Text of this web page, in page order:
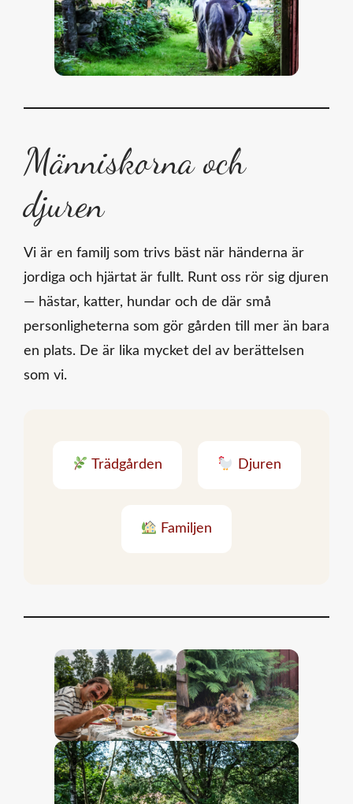
Människorna och
djuren
Vi är en familj som trivs bäst när händerna är
jordiga och hjärtat är fullt. Runt oss rör sig djuren
— hästar, katter, hundar och de där små
personligheterna som gör gården till mer än bara
en plats. De är lika mycket del av berättelsen
som vi.
Trädgården Djuren
Familjen